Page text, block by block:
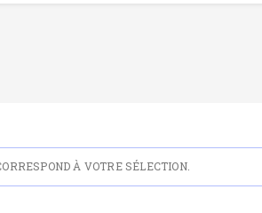
À VOTRE SÉLECTION.